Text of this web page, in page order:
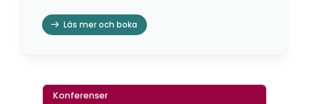
Läs mer och boka
Konferenser